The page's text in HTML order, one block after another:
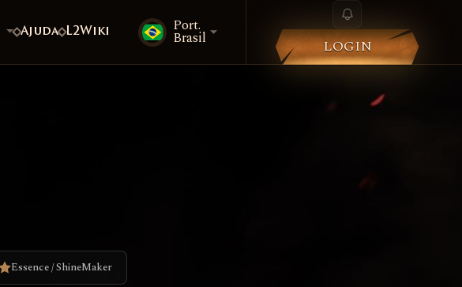
Ajuda L2Wiki Port.
Brasil LOGIN
Essence / ShineMaker